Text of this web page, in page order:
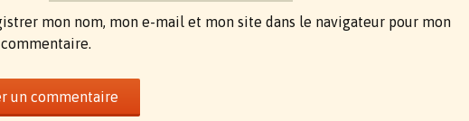
mon nom, mon e-mail et mon site dans le navigateur pour mon